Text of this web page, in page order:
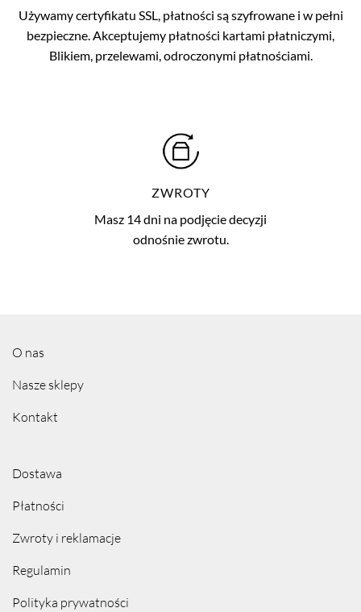
Używamy certyfikatu SSL, płatności są szyfrowane i w pełni
bezpieczne. Akceptujemy płatności kartami płatniczymi,
Blikiem, przelewami, odroczonymi płatnościami.
ZWROTY
Masz 14 dni na podjęcie decyzji
odnośnie zwrotu.
O nas
Nasze sklepy
Kontakt
Dostawa
Płatności
Zwroty i reklamacje
Regulamin
Polityka prywatności